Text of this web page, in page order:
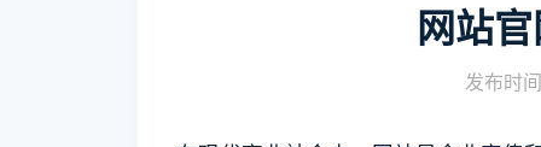
网站
发布时